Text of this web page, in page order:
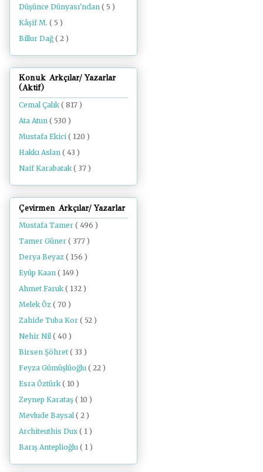
Düşünce Dünyası'ndan ( 5 )
Kâşif M. ( 5 )
Billur Dağ ( 2 )
Konuk Arkçılar/ Yazarlar
(Aktif)
Cemal Çalık( 817 )
Ata Atun ( 530 )
Mustafa Ekici ( 120 )
Hakkı Aslan ( 43 )
Naif Karabatak( 37 )
Çevirmen Arkçılar/ Yazarlar
Mustafa Tamer ( 496 )
Tamer Güner ( 377 )
Derya Beyaz ( 156 )
Eyüp Kaan ( 149 )
Ahmet Faruk ( 132 )
Melek Öz ( 70 )
Zahide Tuba Kor ( 52 )
Nehir Nil ( 40 )
Birsen Şöhret ( 33 )
Feyza Gümüşlüoğlu ( 22 )
Esra Öztürk ( 10 )
Zeynep Karataş ( 10 )
Mevlude Baysal ( 2 )
Architeuthis Dux ( 1 )
Barış Anteplioğlu ( 1 )